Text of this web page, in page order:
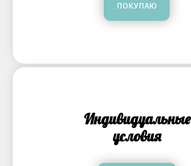
ПОКУПАЮ
Индивидуальные
условия